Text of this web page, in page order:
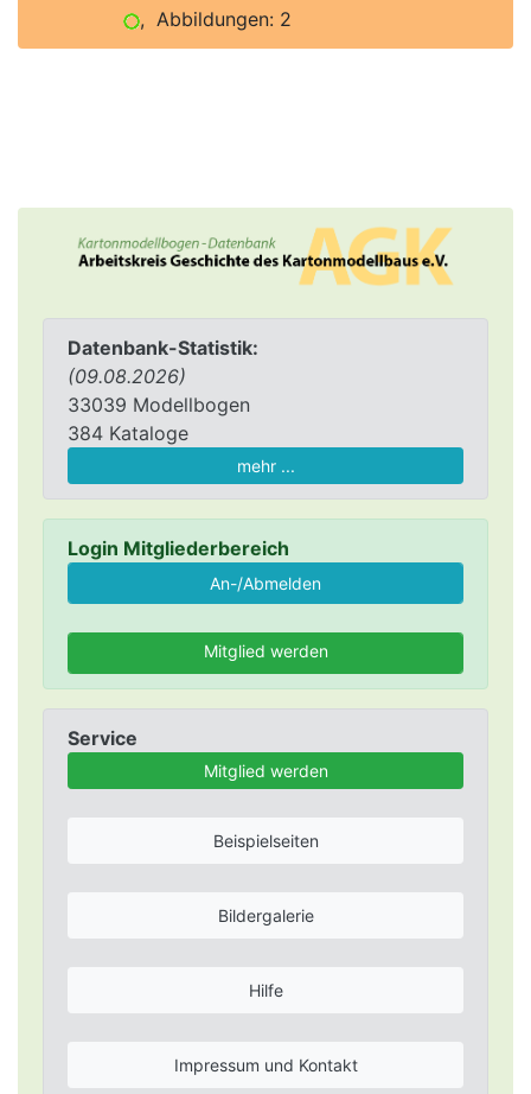
Datenbank-Statistik:
(09.08.2026)
33039 Modellbogen
384 Kataloge
mehr ...
Login Mitgliederbereich
Mitglied werden
Service
Mitglied werden
Beispielseiten
Bildergalerie
Hilfe
Impressum und Kontakt
, Abbildungen: 2